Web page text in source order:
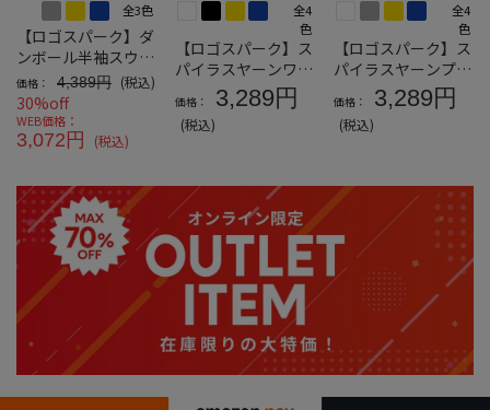
全3色
【ロゴスパーク】ダ
ンボール半袖スウェ
ットＴ
価格： 4,389円 (税込)
30%off
WEB価格：
3,072円 (税込)
全4
色
【ロゴスパーク】ス
パイラスヤーンワン
ポイント半袖Ｔシャ
ツ
価格： 3,289円
(税込)
全4
色
【ロゴスパーク】ス
パイラスヤーンプリ
ント半袖Ｔシャツ
価格： 3,289円
(税込)